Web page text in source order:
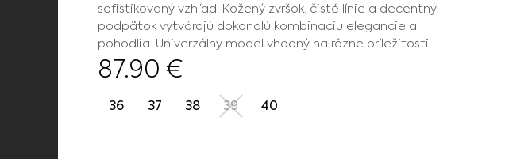
sofistikovaný vzhľad. Kožený zvršok, čisté línie a decentný
podpätok vytvárajú dokonalú kombináciu elegancie a
pohodlia. Univerzálny model vhodný na rôzne príležitosti.
87.90€
36 37 38 39 40